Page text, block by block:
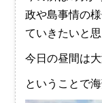
政や島事情の
ていきたいと
今日の昼間は大
ということで